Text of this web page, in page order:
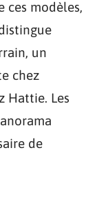
ces modèles,
un
chez
Hattie. Les
de